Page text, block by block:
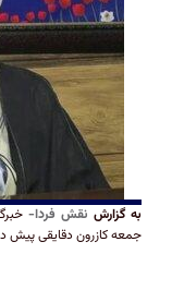
به گزارش نقش فردا-
جمعه کازرون دقایقی پیش